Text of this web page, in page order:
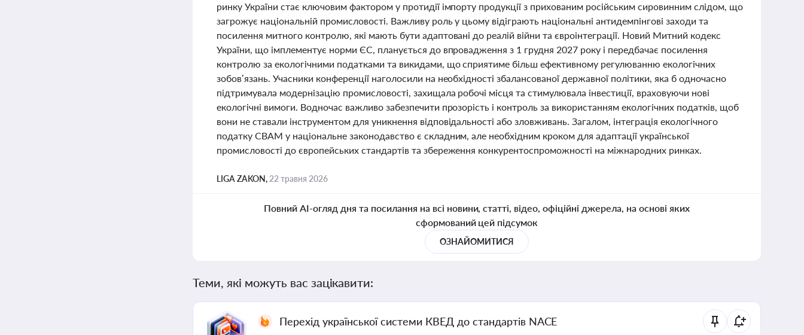
ринку України стає ключовим фактором у протидії імпорту продукції з прихованим російським сировинним слідом, що
загрожує національній промисловості. Важливу роль у цьому відіграють національні антидемпінгові заходи та
посилення митного контролю, які мають бути адаптовані до реалій війни та євроінтеграції. Новий Митний кодекс
України, що імплементує норми ЄС, планується до впровадження з 1 грудня 2027 року і передбачає посилення
контролю за екологічними податками та викидами, що сприятиме більш ефективному регулюванню екологічних
зобов’язань. Учасники конференції наголосили на необхідності збалансованої державної політики, яка б одночасно
підтримувала модернізацію промисловості, захищала робочі місця та стимулювала інвестиції, враховуючи нові
екологічні вимоги. Водночас важливо забезпечити прозорість і контроль за використанням екологічних податків, щоб
вони не ставали інструментом для уникнення відповідальності або зловживань. Загалом, інтеграція екологічного
податку CBAM у національне законодавство є складним, але необхідним кроком для адаптації української
промисловості до європейських стандартів та збереження конкурентоспроможності на міжнародних ринках.
LIGA ZAKON, 22 травня 2026
Повний AI-огляд дня та посилання на всі новини, статті, відео, офіційні джерела, на основі яких
сформований цей підсумок
ОЗНАЙОМИТИСЯ
Теми, які можуть вас зацікавити:
Перехід української системи КВЕД до стандартів NACE